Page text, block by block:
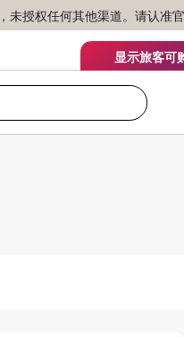
授权任何其他渠道。请认准官
显示旅客可